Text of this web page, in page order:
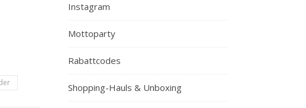
Instagram
Mottoparty
Rabattcodes
Shopping-Hauls & Unboxing